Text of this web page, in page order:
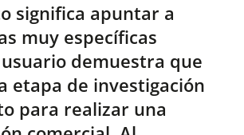
significa apuntar a
muy específicas
demuestra que
etapa de investigación
para realizar una